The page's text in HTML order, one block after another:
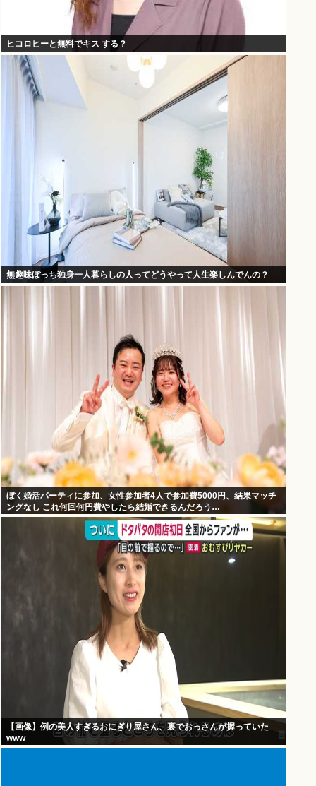
ヒコロヒーと無料でキス する？
無趣味ぼっち独身一人暮らしの人ってどうやって人生楽しんでんの？
ぼく婚活パーティに参加、女性参加者4人で参加費5000円、結果マッチ
ングなし これ何回何円費やしたら結婚できるんだろう…
【画像】例の美人すぎるおにぎり屋さん、裏でおっさんが握っていた
www